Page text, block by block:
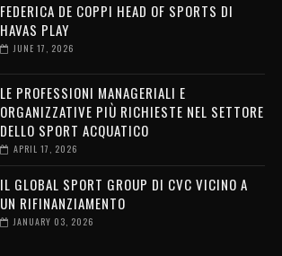
FEDERICA DE COPPI HEAD OF SPORTS DI
HAVAS PLAY
JUNE 17, 2026
LE PROFESSIONI MANAGERIALI E
ORGANIZZATIVE PIÙ RICHIESTE NEL SETTORE
DELLO SPORT ACQUATICO
APRIL 17, 2026
IL GLOBAL SPORT GROUP DI CVC VICINO A
UN RIFINANZIAMENTO
JANUARY 03, 2026